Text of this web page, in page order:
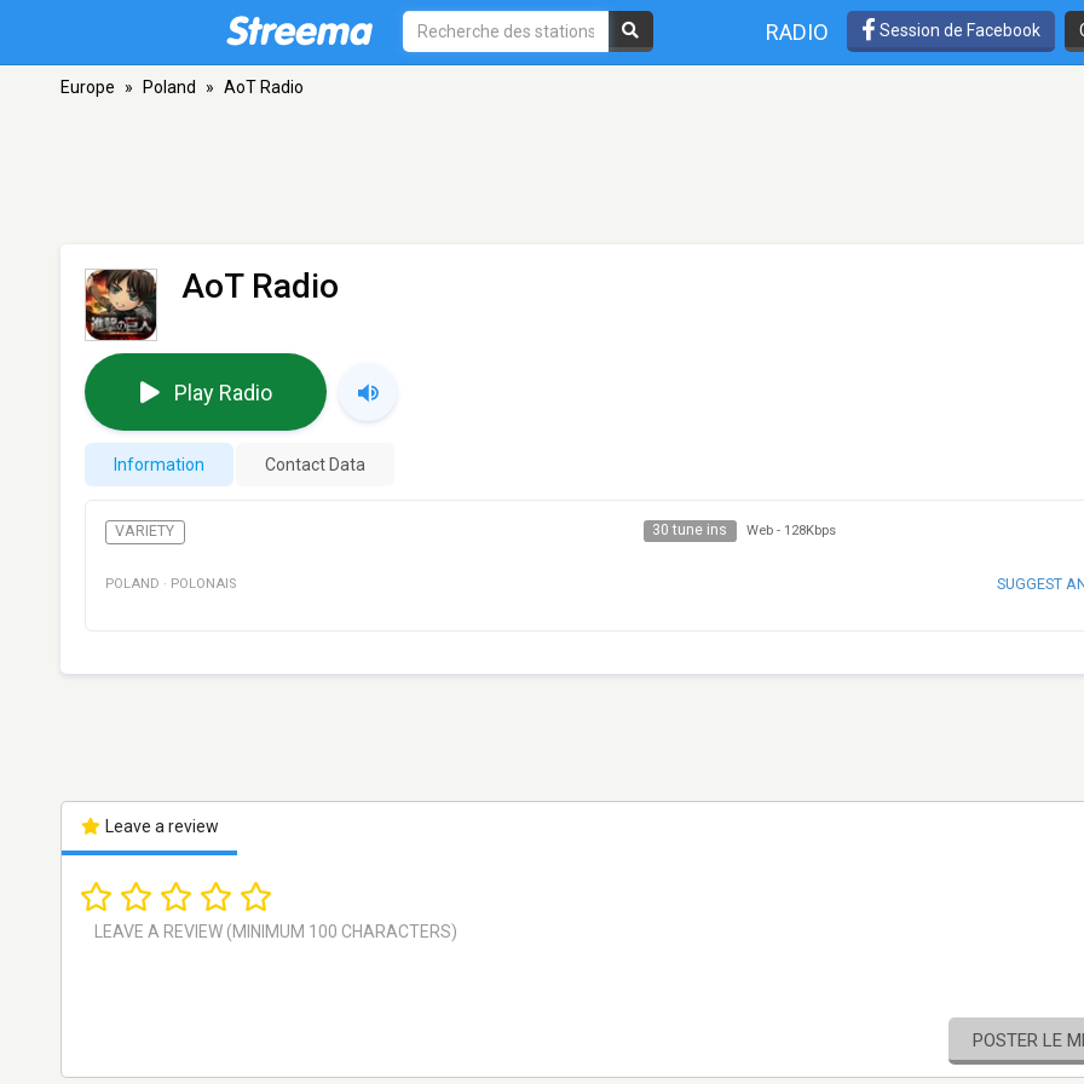
RADIO Session de Facebook
Europe » Poland » AoT Radio
AoT Radio
Play Radio
Information Contact Data
VARIETY 30 tune ins Web - 128Kbps
POLAND · POLONAIS SUGGEST
Leave a review
POSTER LE